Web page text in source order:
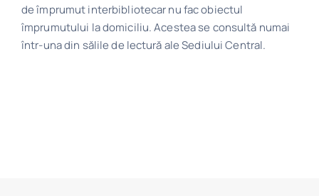
Biblioteca digitală
de împrumut interbibliotecar nu fac obiectul
împrumutului la domiciliu. Acestea se consultă numai
într-una din sălile de lectură ale Sediului Central.